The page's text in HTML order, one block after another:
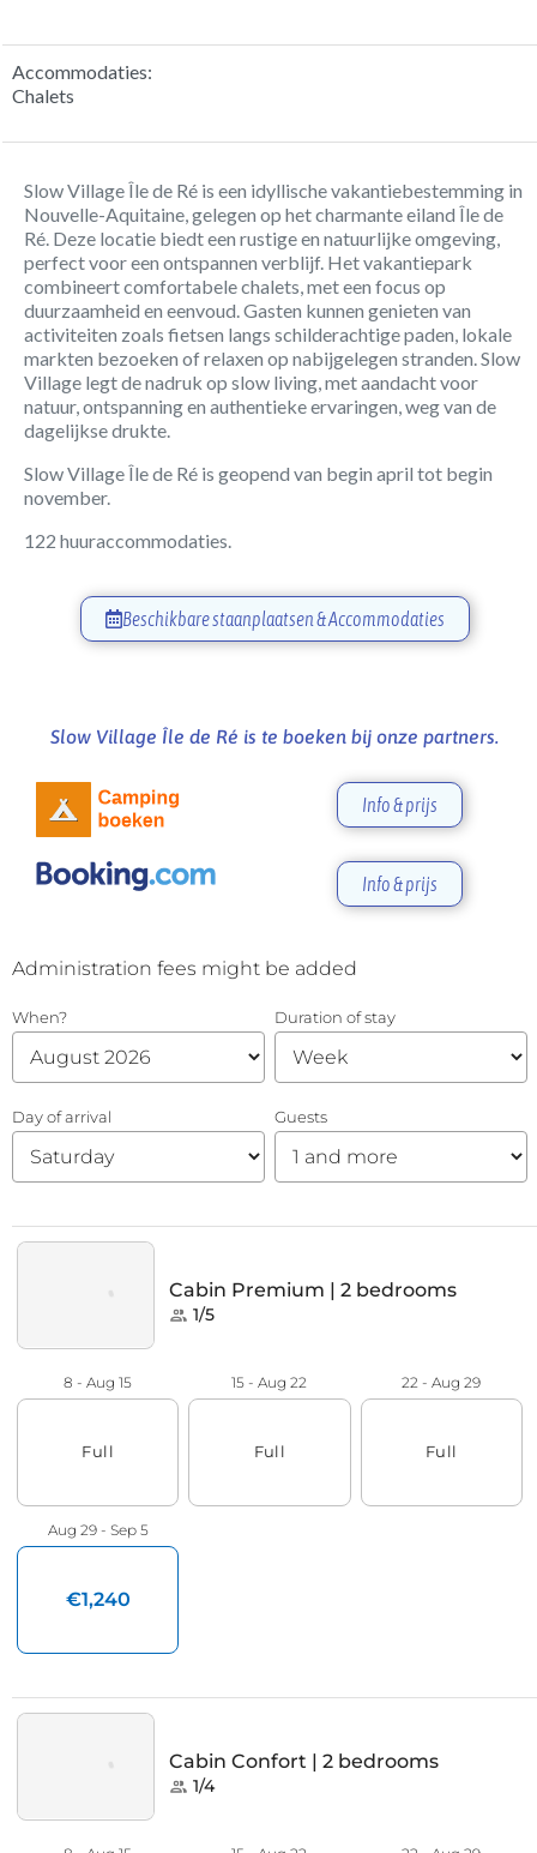
Accommodaties:
Chalets
Slow Village Île de Ré is een idyllische vakantiebestemming in
Nouvelle-Aquitaine, gelegen op het charmante eiland Île de
Ré. Deze locatie biedt een rustige en natuurlijke omgeving,
perfect voor een ontspannen verblijf. Het vakantiepark
combineert comfortabele chalets, met een focus op
duurzaamheid en eenvoud. Gasten kunnen genieten van
activiteiten zoals fietsen langs schilderachtige paden, lokale
markten bezoeken of relaxen op nabijgelegen stranden. Slow
Village legt de nadruk op slow living, met aandacht voor
natuur, ontspanning en authentieke ervaringen, weg van de
dagelijkse drukte.
Slow Village Île de Ré is geopend van begin april tot begin
november.
122 huuraccommodaties.
Beschikbare staanplaatsen & Accommodaties
Slow Village Île de Ré is te boeken bij onze partners.
Info & prijs
Info & prijs